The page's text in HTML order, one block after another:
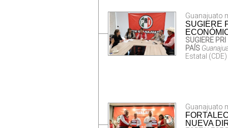
Guanajuato
SUGIERE
SUGIERE
PAÍS
Estatal
Guanajuato
NUEVA